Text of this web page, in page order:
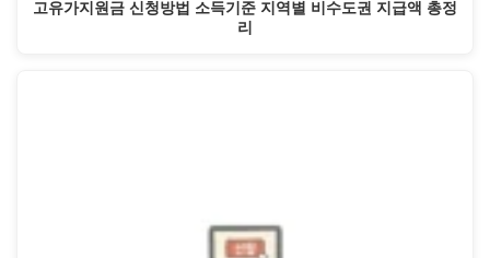
고유가지원금 신청방법 소득기준 지역별 비수도권 지급액 총정
리